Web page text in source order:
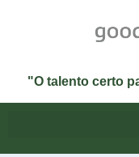
"O talento certo